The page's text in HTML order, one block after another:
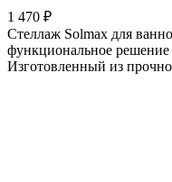
1 470 ₽
Стеллаж Solmax для
функциональное решение
Изготовленный из